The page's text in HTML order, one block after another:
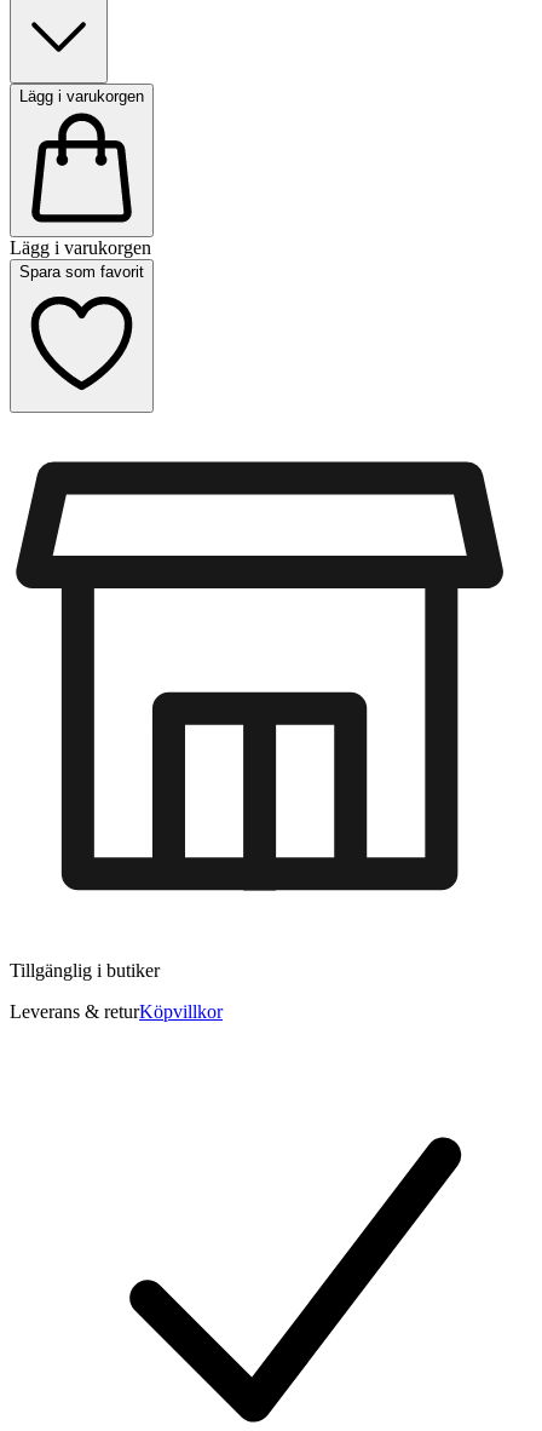
Lägg i varukorgen
Lägg i varukorgen
Spara som favorit
Tillgänglig i butiker
Leverans & returKöpvillkor